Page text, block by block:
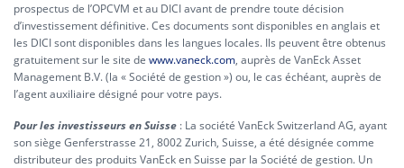
prospectus de l’OPCVM et au DICI avant de prendre toute décision
d’investissement définitive. Ces documents sont disponibles en anglais et
les DICI sont disponibles dans les langues locales. Ils peuvent être obtenus
gratuitement sur le site de www.vaneck.com, auprès de VanEck Asset
Management B.V. (la « Société de gestion ») ou, le cas échéant, auprès de
l’agent auxiliaire désigné pour votre pays.
Pour les investisseurs en Suisse : La société VanEck Switzerland AG, ayant
son siège Genferstrasse 21, 8002 Zurich, Suisse, a été désignée comme
distributeur des produits VanEck en Suisse par la Société de gestion. Un